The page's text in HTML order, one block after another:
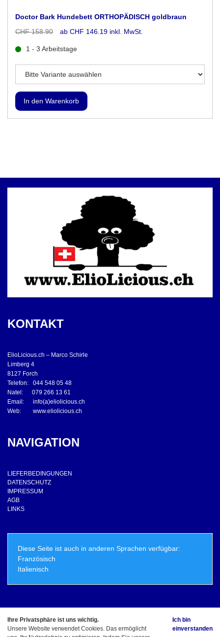
Doctor Bark Hundebett ORTHOPÄDISCH goldbraun
CHF 158.90
ab CHF 146.19 inkl. MwSt.
1 - 3 Arbeitstage
KONTAKT
ElioLicious.ch – Marco Schirle
Limberg 4
8127 Forch
Telefon: 044 548 05 48
Natel: 079 266 13 61
Email: info(a)eliolicious.ch
Web: www.eliolicious.ch
NAVIGATION
LIEFERBEDINGUNGEN
DATENSCHUTZ
IMPRESSUM
AGB
LINKS
Diese Seite ist auch in anderen Sprachen verfügbar:
Französisch
Italienisch
© Copyright - ElioLicious.ch - Marco Schirle Alle Rechte vorbehalten
Ihre Privatsphäre ist uns wichtig.
Unsere Website verwendet Cookies. Das ermöglicht
Ich bin
einverstanden